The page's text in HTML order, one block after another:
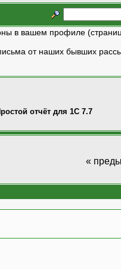
в вашем профиле
от наших бывших
отчёт для 1С 7.7
«